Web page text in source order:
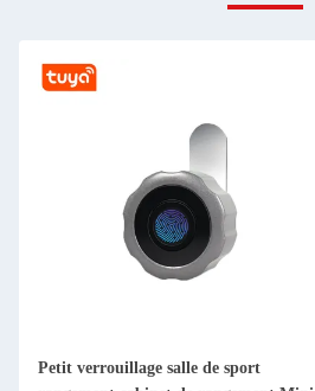
Petit verrouillage salle de sport